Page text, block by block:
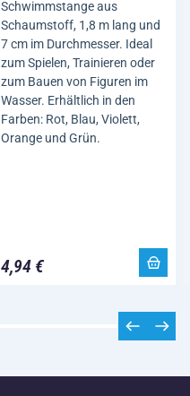
Schwimmstange aus
Schaumstoff, 1,8 m lang und
7 cm im Durchmesser. Ideal
zum Spielen, Trainieren oder
zum Bauen von Figuren im
Wasser. Erhältlich in den
Farben: Rot, Blau, Violett,
Orange und Grün.
4,94 €